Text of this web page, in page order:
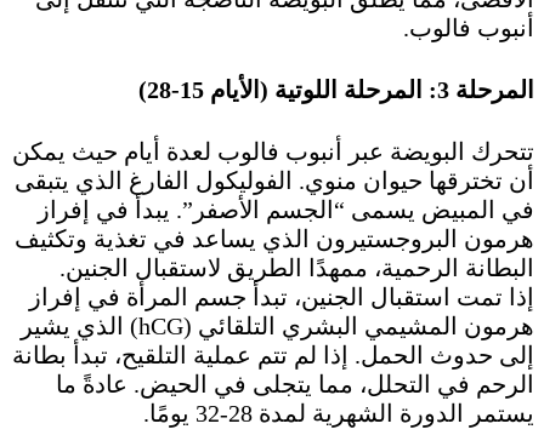
أنبوب فالوب.
المرحلة 3: المرحلة اللوتية (الأيام 15-28)
تتحرك البويضة عبر أنبوب فالوب لعدة أيام حيث يمكن
أن تخترقها حيوان منوي. الفوليكول الفارغ الذي يتبقى
في المبيض يسمى “الجسم الأصفر”. يبدأ في إفراز
هرمون البروجستيرون الذي يساعد في تغذية وتكثيف
البطانة الرحمية، ممهدًا الطريق لاستقبال الجنين.
إذا تمت استقبال الجنين، تبدأ جسم المرأة في إفراز
هرمون المشيمي البشري التلقائي (hCG) الذي يشير
إلى حدوث الحمل. إذا لم تتم عملية التلقيح، تبدأ بطانة
الرحم في التحلل، مما يتجلى في الحيض. عادةً ما
يستمر الدورة الشهرية لمدة 28-32 يومًا.